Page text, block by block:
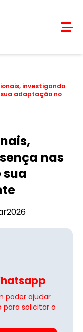
investigando
adaptação no
nas
sua
2026
poder ajudar
solicitar o